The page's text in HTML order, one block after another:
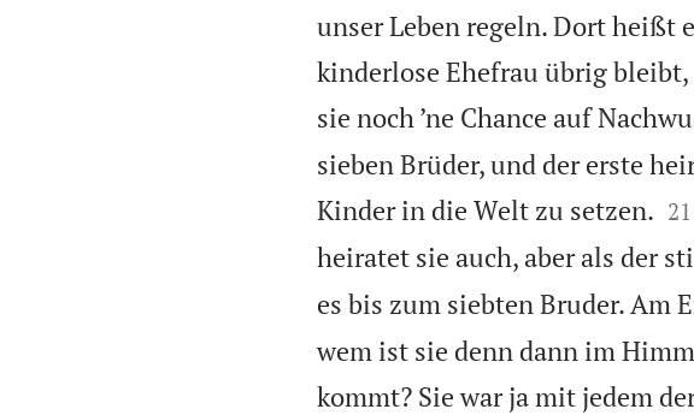
unser Leben regeln. Dort heißt
kinderlose Ehefrau übrig
sie noch ’ne Chance auf
sieben Brüder, und der erste
Kinder in die Welt zu setzen.
21
heiratet sie auch, aber als der
es bis zum siebten Bruder. Am
wem ist sie denn dann im
kommt? Sie war ja mit jedem